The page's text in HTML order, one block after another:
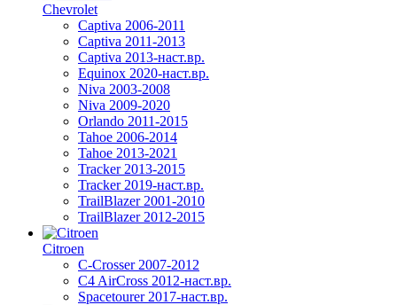
Chevrolet
Captiva 2006-2011
Captiva 2011-2013
Captiva 2013-наст.вр.
Equinox 2020-наст.вр.
Niva 2003-2008
Niva 2009-2020
Orlando 2011-2015
Tahoe 2006-2014
Tahoe 2013-2021
Tracker 2013-2015
Tracker 2019-наст.вр.
TrailBlazer 2001-2010
TrailBlazer 2012-2015
Citroen
C-Crosser 2007-2012
C4 AirCross 2012-наст.вр.
Spacetourer 2017-наст.вр.